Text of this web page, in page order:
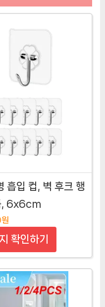
흡입 컵, 벽 후크 행
, 6x6cm
확인하기